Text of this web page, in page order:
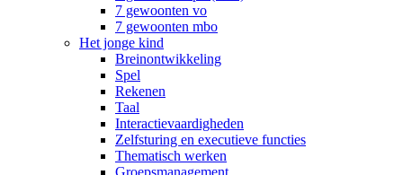
7 gewoonten vo
7 gewoonten mbo
Het jonge kind
Breinontwikkeling
Spel
Rekenen
Taal
Interactievaardigheden
Zelfsturing en executieve functies
Thematisch werken
Groepsmanagement